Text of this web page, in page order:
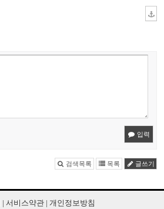
입력
검색목록 목록 글쓰기
| 서비스약관| 개인정보방침